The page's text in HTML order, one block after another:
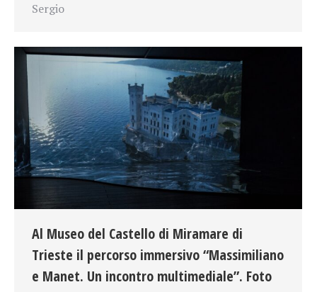
Sergio
Al Museo del Castello di Miramare di
Trieste il percorso immersivo “Massimiliano
e Manet. Un incontro multimediale”. Foto